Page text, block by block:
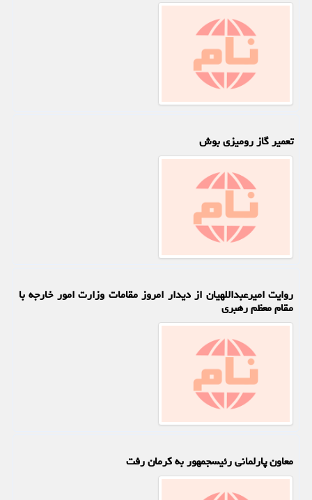
تعمیر گاز رومیزی بوش
روایت امیرعبداللهیان از دیدار امروز مقامات وزارت امور خارجه با
مقام معظم رهبری
معاون پارلمانی رئیس‎جمهور به کرمان رفت